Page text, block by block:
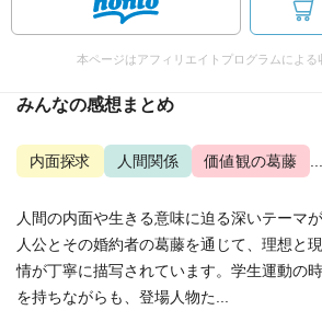
本ページはアフィリエイトプログラムによる
みんなの感想まとめ
内面探求 人間関係 価値観の葛藤
人間の内面や生きる意味に迫る深いテーマ
人公とその婚約者の葛藤を通じて、理想と
情が丁寧に描写されています。学生運動の
を持ちながらも、登場人物た...